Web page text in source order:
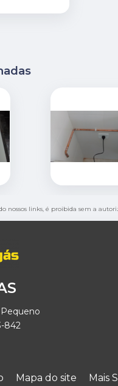
nossos links, é proibida sem a
Pequeno
842
Mapa do site Mais